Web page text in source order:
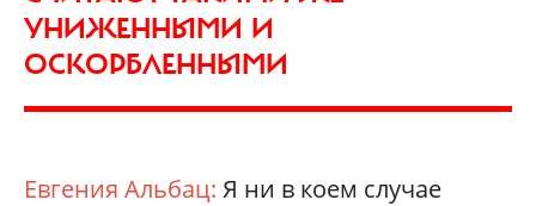
УНИЖЕННЫМИ И
ОСКОРБЛЕННЫМИ
Евгения Альбац: Я ни в коем случае